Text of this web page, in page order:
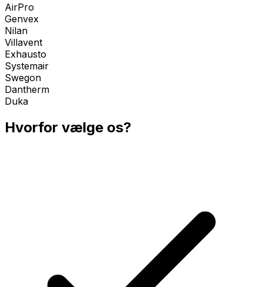
AirPro
Genvex
Nilan
Villavent
Exhausto
Systemair
Swegon
Dantherm
Duka
Hvorfor vælge os?